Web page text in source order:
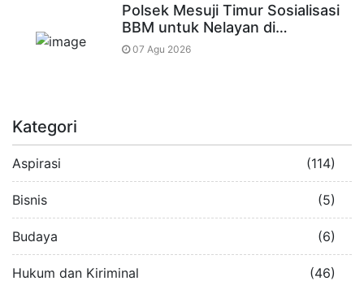
Polsek Mesuji Timur Sosialisasi
BBM untuk Nelayan di…
07 Agu 2026
Kategori
Aspirasi (114)
Bisnis (5)
Budaya (6)
Hukum dan Kiriminal (46)